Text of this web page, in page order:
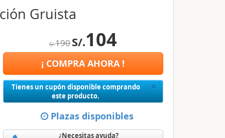
Gruista
S/.190S/.104
¡ COMPRA AHORA !
×Close
Tienes un cupón disponible comprando
este producto.
Plazas disponibles
¿Necesitas ayuda?